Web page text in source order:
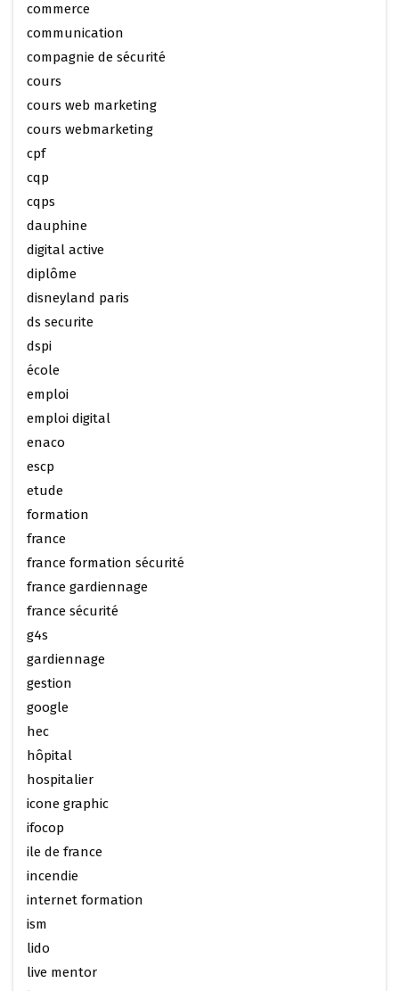
commerce
communication
compagnie de sécurité
cours
cours web marketing
cours webmarketing
cpf
cqp
cqps
dauphine
digital active
diplôme
disneyland paris
ds securite
dspi
école
emploi
emploi digital
enaco
escp
etude
formation
france
france formation sécurité
france gardiennage
france sécurité
g4s
gardiennage
gestion
google
hec
hôpital
hospitalier
icone graphic
ifocop
ile de france
incendie
internet formation
ism
lido
live mentor